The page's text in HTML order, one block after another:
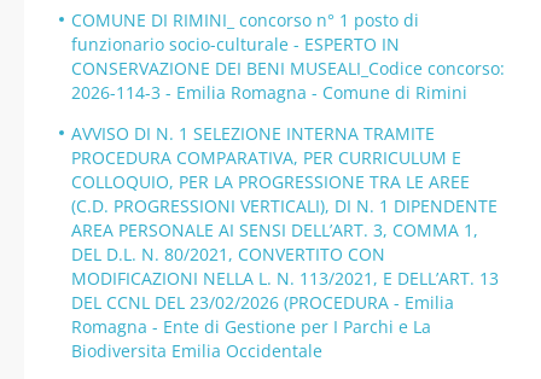
COMUNE DI RIMINI_ concorso n° 1 posto di
funzionario socio-culturale - ESPERTO IN
CONSERVAZIONE DEI BENI MUSEALI_Codice concorso:
2026-114-3 - Emilia Romagna - Comune di Rimini
AVVISO DI N. 1 SELEZIONE INTERNA TRAMITE
PROCEDURA COMPARATIVA, PER CURRICULUM E
COLLOQUIO, PER LA PROGRESSIONE TRA LE AREE
(C.D. PROGRESSIONI VERTICALI), DI N. 1 DIPENDENTE
AREA PERSONALE AI SENSI DELL’ART. 3, COMMA 1,
DEL D.L. N. 80/2021, CONVERTITO CON
MODIFICAZIONI NELLA L. N. 113/2021, E DELL’ART. 13
DEL CCNL DEL 23/02/2026 (PROCEDURA - Emilia
Romagna - Ente di Gestione per I Parchi e La
Biodiversita Emilia Occidentale